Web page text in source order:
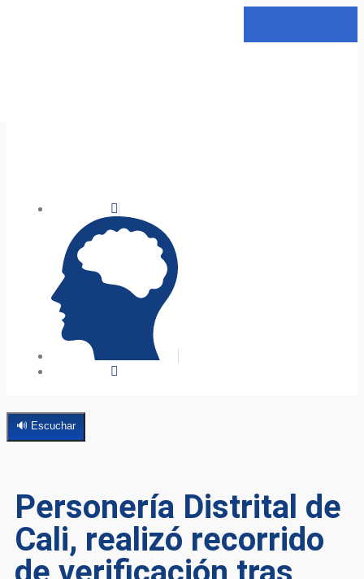
🔊 Escuchar
Personería Distrital de
Cali, realizó recorrido